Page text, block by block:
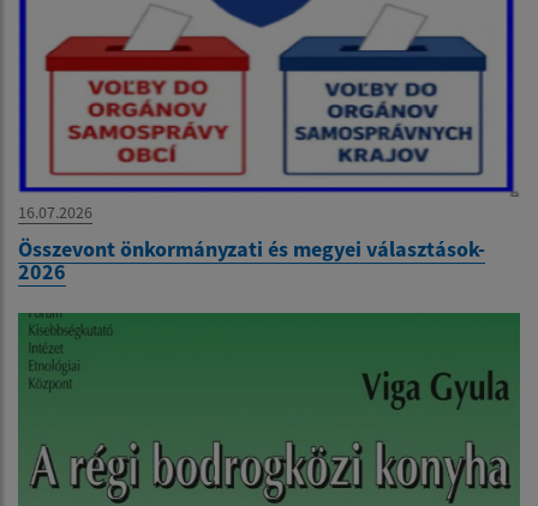
16.07.2026
Összevont önkormányzati és megyei választások-
2026